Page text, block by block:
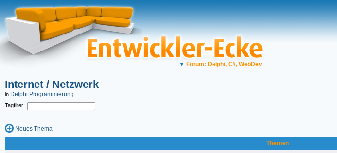
▼ Forum: Delphi, C#, WebDev
Internet / Netzwerk
in Delphi Programmierung
Tagfilter:
Neues Thema
Themen